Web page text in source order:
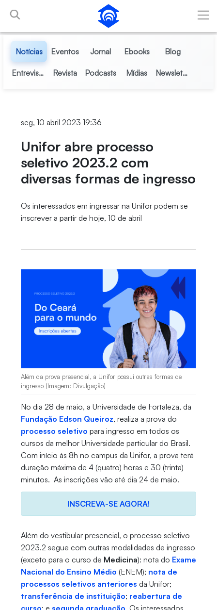
Pular para o Conteúdo principal
Notícias Eventos Jornal Ebooks Blog
Entrevistas Revista Podcasts Mídias Newsletter
seg, 10 abril 2023 19:36
Unifor abre processo
seletivo 2023.2 com
diversas formas de ingresso
Os interessados em ingressar na Unifor podem se
inscrever a partir de hoje, 10 de abril
Além da prova presencial, a Unifor possui outras formas de
ingresso (Imagem: Divulgação)
No dia 28 de maio, a Universidade de Fortaleza, da
Fundação Edson Queiroz, realiza a prova do
processo seletivo para ingresso em todos os
cursos da melhor Universidade particular do Brasil.
Com início às 8h no campus da Unifor, a prova terá
duração máxima de 4 (quatro) horas e 30 (trinta)
minutos. As inscrições vão até dia 24 de maio.
INSCREVA-SE AGORA!
Além do vestibular presencial, o processo seletivo
2023.2 segue com outras modalidades de ingresso
(exceto para o curso de Medicina): nota do Exame
Nacional do Ensino Médio (ENEM); nota de
processos seletivos anteriores da Unifor;
transferência de instituição; reabertura de